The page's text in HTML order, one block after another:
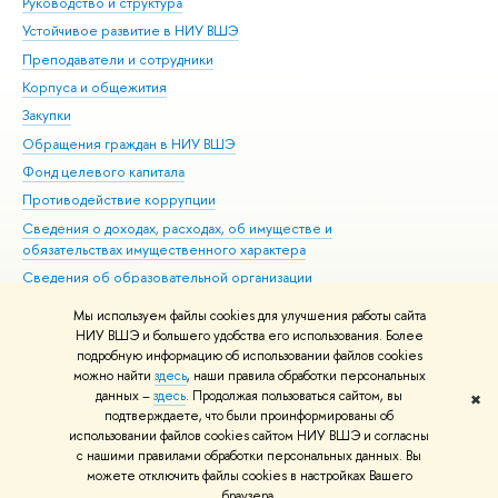
Мы используем файлы cookies для улучшения работы сайта
НИУ ВШЭ и большего удобства его использования. Более
подробную информацию об использовании файлов cookies
можно найти здесь, наши правила обработки персональных
данных –здесь. Продолжая пользоваться сайтом, вы
подтверждаете, что были проинформированы об
использовании файлов cookies сайтом НИУ ВШЭ и согласны
с нашими правилами обработки персональных данных. Вы
можете отключить файлы cookies в настройках Вашего
✖
Устойчивое развитие в НИУ ВШЭ
Преподаватели и сотрудники
Корпуса и общежития
Закупки
Обращения граждан в НИУ ВШЭ
Фонд целевого капитала
Противодействие коррупции
Сведения о доходах, расходах, об имуществе и
обязательствах имущественного характера
Сведения об образовательной организации
Людям с ограниченными возможностями здоровья
Единая платежная страница
Работа в Вышке
© НИУ ВШЭ 1993–2026 Адреса и контакты Условия использования
материалов Политика конфиденциальности Карта сайта
Шрифты HSE Sans и HSE Slab разработаны вШколе дизайна НИУ ВШЭ